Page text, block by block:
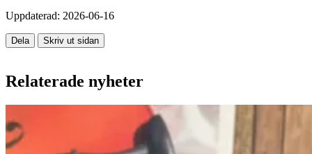
Uppdaterad: 2026-06-16
Dela Skriv ut sidan
Relaterade nyheter